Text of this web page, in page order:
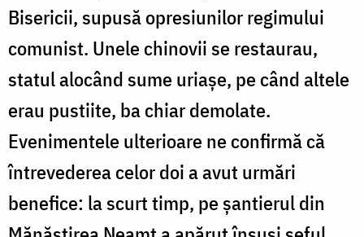
Bisericii, supusă opresiunilor regimului
comunist. Unele chinovii se restaurau,
statul alocând sume uriașe, pe când altele
erau pustiite, ba chiar demolate.
Evenimentele ulterioare ne confirmă că
întrevederea celor doi a avut urmări
benefice: la scurt timp, pe şantierul din